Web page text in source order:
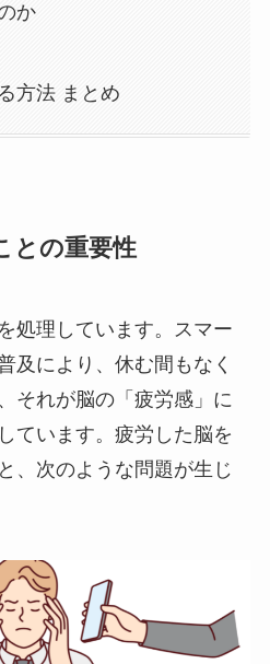
か
方法 まとめ
との重要性
処理しています。スマー
及により、休む間もなく
それが脳の「疲労感」に
ています。疲労した脳を
、次のような問題が生じ